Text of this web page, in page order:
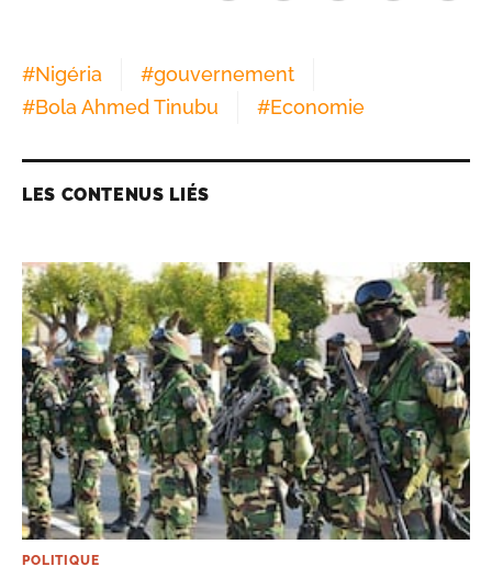
#Nigéria #gouvernement
#Bola Ahmed Tinubu #Economie
LES CONTENUS LIÉS
POLITIQUE